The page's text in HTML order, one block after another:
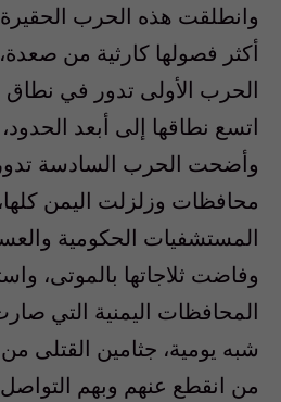
وانطلقت هذه الحرب الحقيرة
أكثر فصولها كارثية من
الحرب الأولى تدور في نطاق
اتسع نطاقها إلى أبعد الحدود،
وأضحت الحرب السادسة تدور
محافظات وزلزلت اليمن
المستشفيات الحكومية
وفاضت ثلاجاتها بالموتى،
المحافظات اليمنية التي
شبه يومية، جثامين القتلى من
من انقطع عنهم وبهم